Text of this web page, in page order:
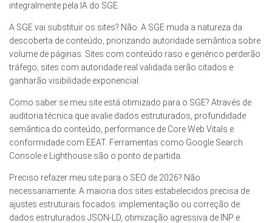
integralmente pela IA do SGE.
A SGE vai substituir os sites? Não. A SGE muda a natureza da
descoberta de conteúdo, priorizando autoridade semântica sobre
volume de páginas. Sites com conteúdo raso e genérico perderão
tráfego; sites com autoridade real validada serão citados e
ganharão visibilidade exponencial.
Como saber se meu site está otimizado para o SGE? Através de
auditoria técnica que avalie dados estruturados, profundidade
semântica do conteúdo, performance de Core Web Vitals e
conformidade com EEAT. Ferramentas como Google Search
Console e Lighthouse são o ponto de partida.
Preciso refazer meu site para o SEO de 2026? Não
necessariamente. A maioria dos sites estabelecidos precisa de
ajustes estruturais focados: implementação ou correção de
dados estruturados JSON-LD, otimização agressiva de INP e